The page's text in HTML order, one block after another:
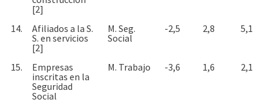
[2]
14.
Afiliados a la S.
S. en servicios
[2]
M. Seg.
Social
-2,5 2,8 5,1
15.
Empresas
inscritas en la
Seguridad
Social
M. Trabajo -3,6 1,6 2,1